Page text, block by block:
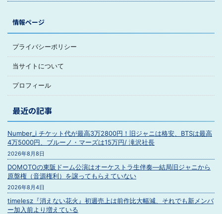
情報ページ
プライバシーポリシー
当サイトについて
プロフィール
最近の記事
Number_i チケット代が最高3万2800円！旧ジャニは格安、BTSは最高
4万5000円、ブルーノ・マーズは15万円/ 滝沢社長
2026年8月8日
DOMOTOの東阪ドーム公演はオーケストラ生伴奏―結局旧ジャニから
原盤権（音源権利）を譲ってもらえていない
2026年8月4日
timelesz『消えない花火』初週売上は前作比大幅減、それでも新メンバ
ー加入前より増えている